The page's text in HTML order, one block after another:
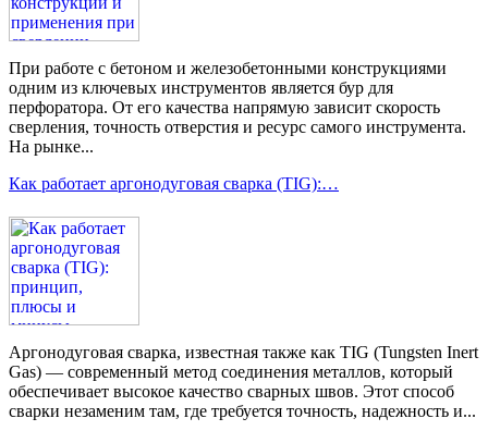
При работе с бетоном и железобетонными конструкциями
одним из ключевых инструментов является бур для
перфоратора. От его качества напрямую зависит скорость
сверления, точность отверстия и ресурс самого инструмента.
На рынке...
Как работает аргонодуговая сварка (TIG):…
Аргонодуговая сварка, известная также как TIG (Tungsten Inert
Gas) — современный метод соединения металлов, который
обеспечивает высокое качество сварных швов. Этот способ
сварки незаменим там, где требуется точность, надежность и...